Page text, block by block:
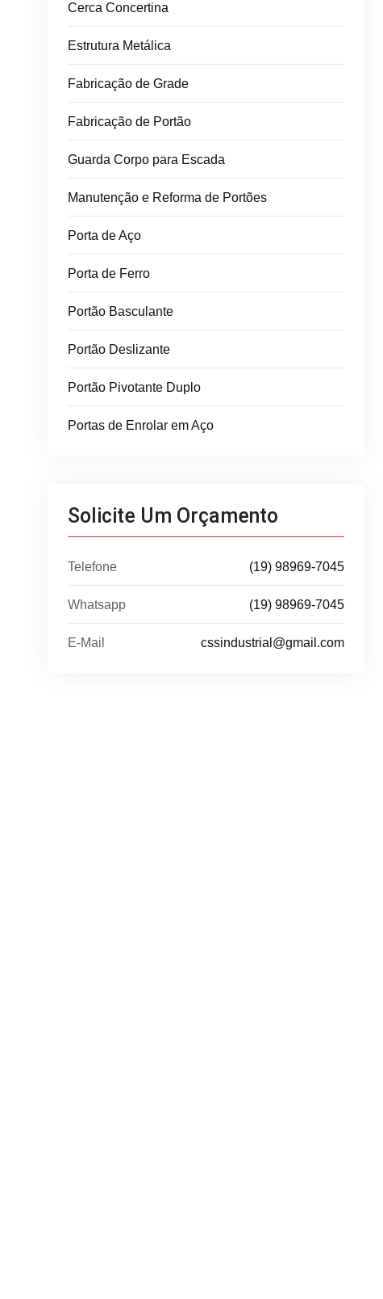
Cerca Concertina
Estrutura Metálica
Fabricação de Grade
Fabricação de Portão
Guarda Corpo para Escada
Manutenção e Reforma de Portões
Porta de Aço
Porta de Ferro
Portão Basculante
Portão Deslizante
Portão Pivotante Duplo
Portas de Enrolar em Aço
Solicite Um Orçamento
Telefone (19) 98969-7045
Whatsapp (19) 98969-7045
E-Mail cssindustrial@gmail.com